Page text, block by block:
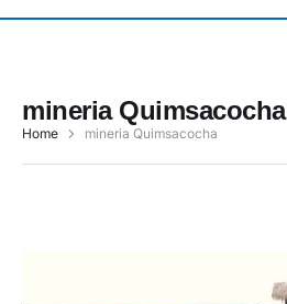
mineria Quimsacocha
Home mineria Quimsacocha